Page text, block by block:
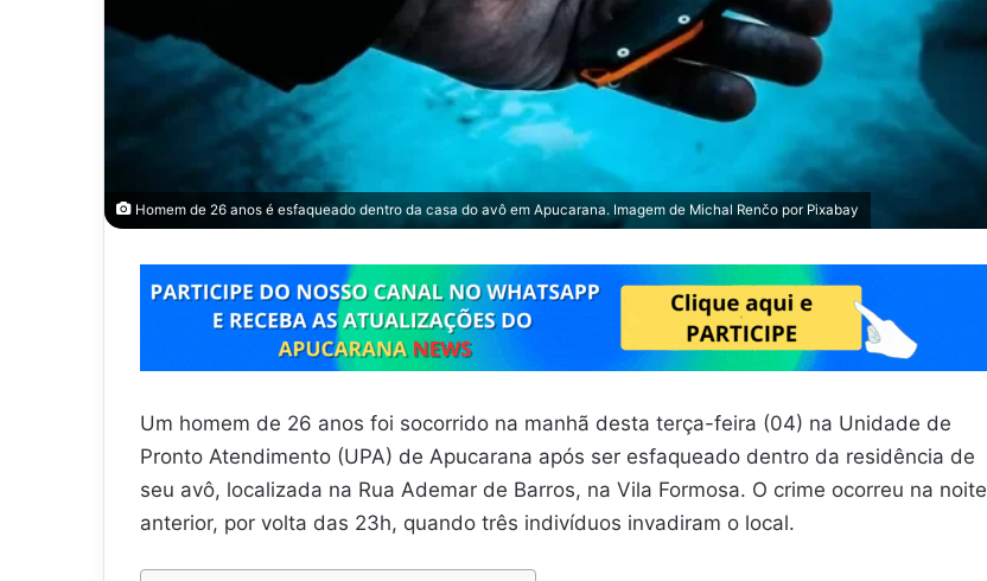
Homem de 26 anos é esfaqueado dentro da casa do avô em Apucarana. Imagem de Michal Renčo por Pixabay
Um homem de 26 anos foi socorrido na manhã desta terça-feira (04) na Unidade de
Pronto Atendimento (UPA) de Apucarana após ser esfaqueado dentro da residência de
seu avô, localizada na Rua Ademar de Barros, na Vila Formosa. O crime ocorreu na noite
anterior, por volta das 23h, quando três indivíduos invadiram o local.